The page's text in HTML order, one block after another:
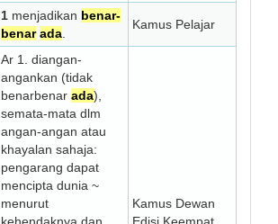
1 menjadikan benar-
benar ada
Kamus Pelajar
Ar 1. diangan-
angankan (tidak
benar­benar ada),
semata-mata dlm
angan-angan atau
khayalan sahaja:
pengarang dapat
mencipta dunia ~
menurut
Kamus Dewan